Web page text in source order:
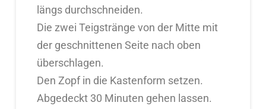
längs durchschneiden.
Die zwei Teigstränge von der Mitte mit
der geschnittenen Seite nach oben
überschlagen.
Den Zopf in die Kastenform setzen.
Abgedeckt 30 Minuten gehen lassen.